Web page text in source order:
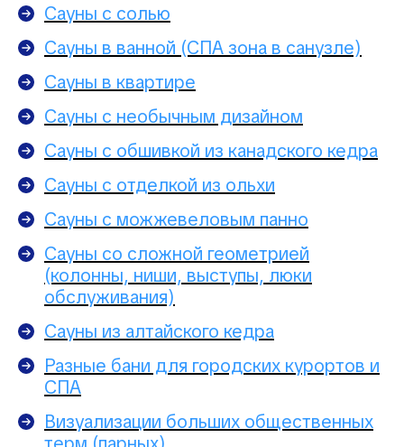
Сауны с солью
Сауны в ванной (СПА зона в санузле)
Сауны в квартире
Сауны с необычным дизайном
Сауны с обшивкой из канадского кедра
Сауны с отделкой из ольхи
Сауны с можжевеловым панно
Сауны со сложной геометрией
(колонны, ниши, выступы, люки
обслуживания)
Сауны из алтайского кедра
Разные бани для городских курортов и
СПА
Визуализации больших общественных